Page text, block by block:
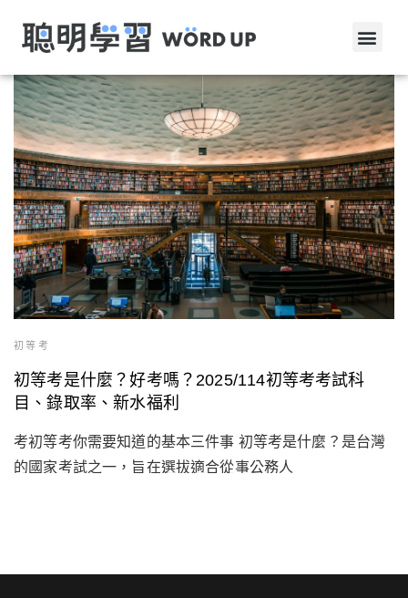
初等考
初等考是什麼？好考嗎？2025/114初等考考試科
目、錄取率、新水福利
考初等考你需要知道的基本三件事 初等考是什麼？是台灣
的國家考試之一，旨在選拔適合從事公務人